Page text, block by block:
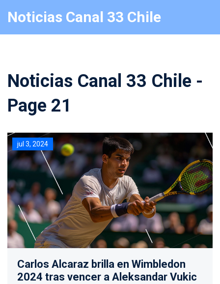
Noticias Canal 33 Chile
Noticias Canal 33 Chile -
Page 21
jul 3, 2024
Carlos Alcaraz brilla en Wimbledon
2024 tras vencer a Aleksandar Vukic